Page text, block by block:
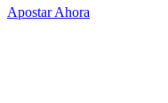
Apostar Ahora